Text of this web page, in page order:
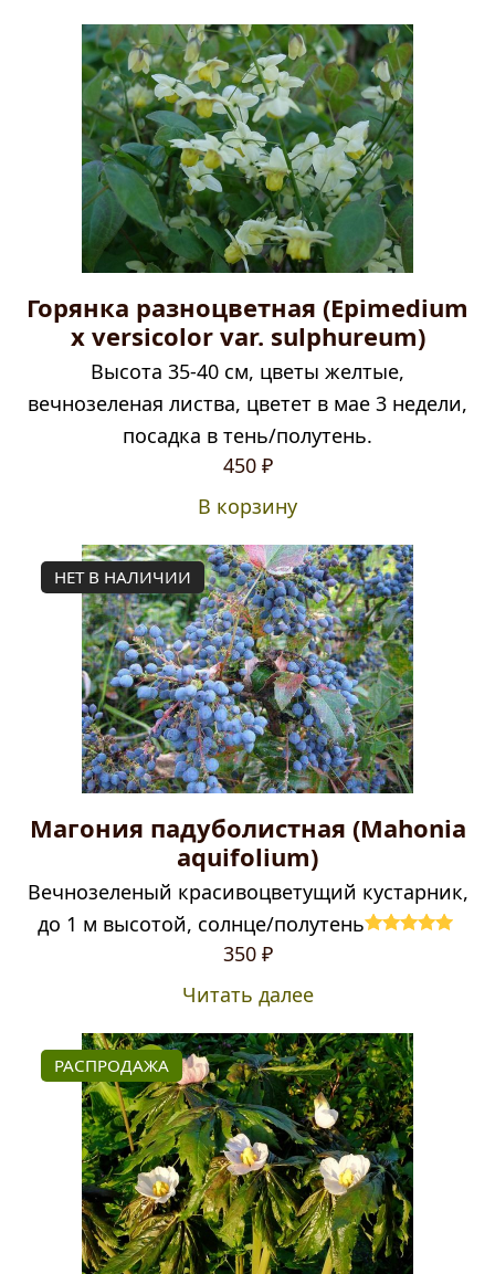
Горянка разноцветная (Epimedium
x versicolor var. sulphureum)
Высота 35-40 см, цветы желтые,
вечнозеленая листва, цветет в мае 3 недели,
посадка в тень/полутень.
450 ₽
В корзину
НЕТ В НАЛИЧИИ
Магония падуболистная (Mahonia
aquifolium)
Вечнозеленый красивоцветущий кустарник,
до 1 м высотой, солнце/полутень
350 ₽
Читать далее
РАСПРОДАЖА